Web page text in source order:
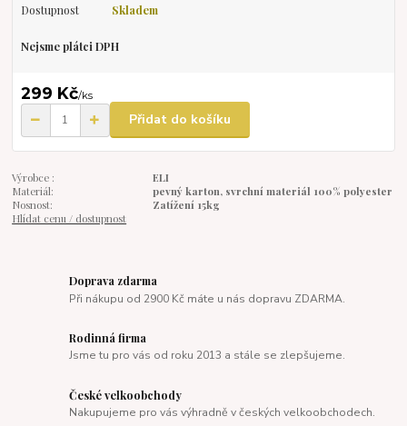
Dostupnost Skladem
Nejsme plátci DPH
299 Kč/ks
Přidat do košíku
Výrobce :
ELI
Materiál:
pevný karton, svrchní materiál 100% polyester
Nosnost:
Zatížení 15kg
Hlídat cenu / dostupnost
Doprava zdarma
Při nákupu od 2900 Kč máte u nás dopravu ZDARMA.
Rodinná firma
Jsme tu pro vás od roku 2013 a stále se zlepšujeme.
České velkoobchody
Nakupujeme pro vás výhradně v českých velkoobchodech.